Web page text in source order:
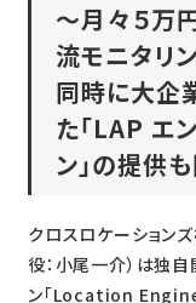
～月々５万
流モニタリ
同時に大企
た「LAP エ
ン」の提供
クロスロケーション
役：小尾一介）は独
ン「Location